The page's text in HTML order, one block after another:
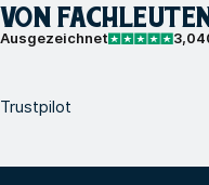
VON
Ausgezeichnet
Trustpilot